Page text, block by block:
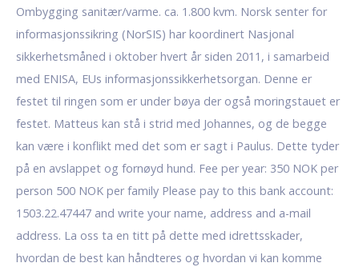
Ombygging sanitær/varme. ca. 1.800 kvm. Norsk senter for
informasjonssikring (NorSIS) har koordinert Nasjonal
sikkerhetsmåned i oktober hvert år siden 2011, i samarbeid
med ENISA, EUs informasjonssikkerhetsorgan. Denne er
festet til ringen som er under bøya der også moringstauet er
festet. Matteus kan stå i strid med Johannes, og de begge
kan være i konflikt med det som er sagt i Paulus. Dette tyder
på en avslappet og fornøyd hund. Fee per year: 350 NOK per
person 500 NOK per family Please pay to this bank account:
1503.22.47447 and write your name, address and a-mail
address. La oss ta en titt på dette med idrettsskader,
hvordan de best kan håndteres og hvordan vi kan komme